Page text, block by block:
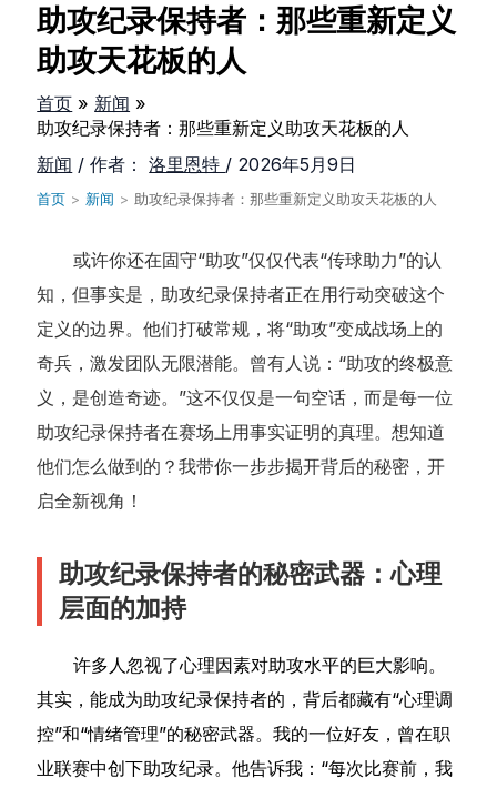
助攻纪录保持者：那些重新定义
助攻天花板的人
首页
新闻
助攻纪录保持者：那些重新定义助攻天花板的人
新闻 / 作者： 洛里恩特 / 2026年5月9日
首页 > 新闻 > 助攻纪录保持者：那些重新定义助攻天花板的人
或许你还在固守“助攻”仅仅代表“传球助力”的认
知，但事实是，助攻纪录保持者正在用行动突破这个
定义的边界。他们打破常规，将“助攻”变成战场上的
奇兵，激发团队无限潜能。曾有人说：“助攻的终极意
义，是创造奇迹。”这不仅仅是一句空话，而是每一位
助攻纪录保持者在赛场上用事实证明的真理。想知道
他们怎么做到的？我带你一步步揭开背后的秘密，开
启全新视角！
助攻纪录保持者的秘密武器：心理
层面的加持
许多人忽视了心理因素对助攻水平的巨大影响。
其实，能成为助攻纪录保持者的，背后都藏有“心理调
控”和“情绪管理”的秘密武器。我的一位好友，曾在职
业联赛中创下助攻纪录。他告诉我：“每次比赛前，我